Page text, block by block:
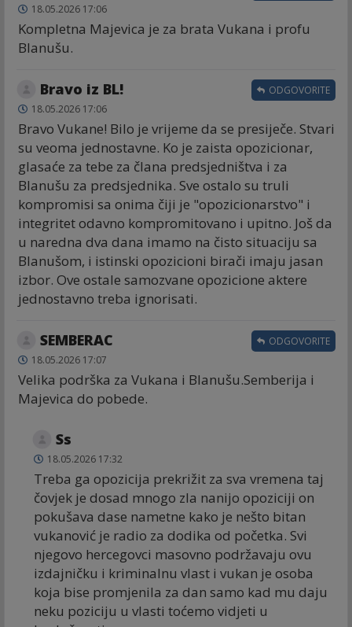
18.05.2026 17:06
Kompletna Majevica je za brata Vukana i profu
Blanušu.
Bravo iz BL!
18.05.2026 17:06
Bravo Vukane! Bilo je vrijeme da se presiječe. Stvari
su veoma jednostavne. Ko je zaista opozicionar,
glasaće za tebe za člana predsjedništva i za
Blanušu za predsjednika. Sve ostalo su truli
kompromisi sa onima čiji je "opozicionarstvo" i
integritet odavno kompromitovano i upitno. Još da
u naredna dva dana imamo na čisto situaciju sa
Blanušom, i istinski opozicioni birači imaju jasan
izbor. Ove ostale samozvane opozicione aktere
jednostavno treba ignorisati.
ODGOVORITE
SEMBERAC
18.05.2026 17:07
Velika podrška za Vukana i Blanušu.Semberija i
Majevica do pobede.
ODGOVORITE
Ss
18.05.2026 17:32
Treba ga opozicija prekrižit za sva vremena taj
čovjek je dosad mnogo zla nanijo opoziciji on
pokušava dase nametne kako je nešto bitan
vukanović je radio za dodika od početka. Svi
njegovo hercegovci masovno podržavaju ovu
izdajničku i kriminalnu vlast i vukan je osoba
koja bise promjenila za dan samo kad mu daju
neku poziciju u vlasti toćemo vidjeti u